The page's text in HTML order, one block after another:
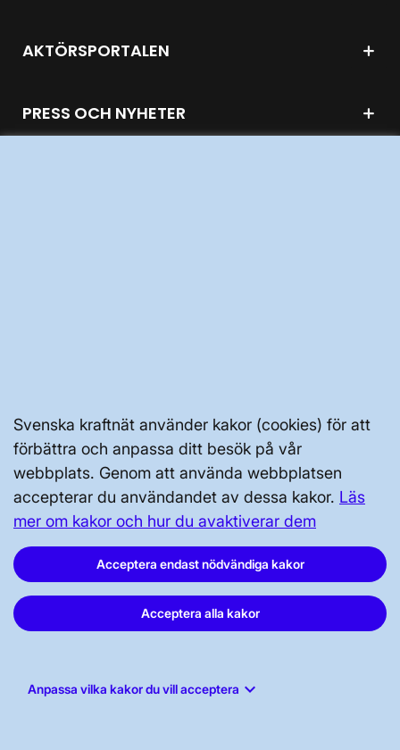
Svenska kraftnät använder kakor (cookies) för att
förbättra och anpassa ditt besök på vår
webbplats. Genom att använda webbplatsen
accepterar du användandet av dessa kakor. Läs
mer om kakor och hur du avaktiverar dem
Acceptera endast nödvändiga kakor
Acceptera alla kakor
Anpassa vilka kakor du vill acceptera keyboard_arrow_down
AKTÖRSPORTALEN
PRESS OCH NYHETER
Svenska kraftnät, Box 1200, 172 24
registrator@svk.se
Vår dataskyddspolicy
Tillgänglighetsredogörelse